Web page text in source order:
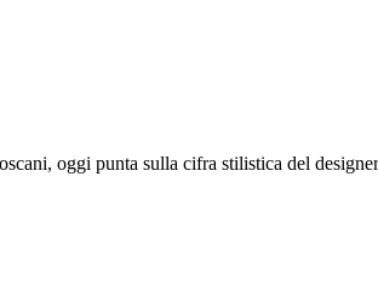
oggi punta sulla cifra stilistica del